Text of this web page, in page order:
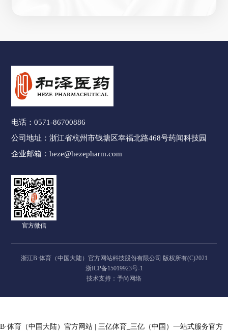
电话：0571-86700886
公司地址：浙江省杭州市钱塘区幸福北路468号药闻科技园
企业邮箱：heze@hezepharm.com
官方微信
浙江B·体育（中国大陆）官方网站科技股份有限公司 版权所有(C)2021
浙ICP备15019923号-1
技术支持：予尚网络
B·体育（中国大陆）官方网站 三亿体育_三亿（中国）一站式服务官方